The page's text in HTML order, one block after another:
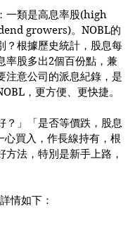
一類是高息率股(high
growers)。NOBL的
？根據歷史統計，股息每
率股多出2個百份點，兼
注意公司的派息紀錄，是
，更方便、更快捷。
？」「是否等價跌，股息
買入，作長線持有，根
法，特別是新手上路，
情如下：